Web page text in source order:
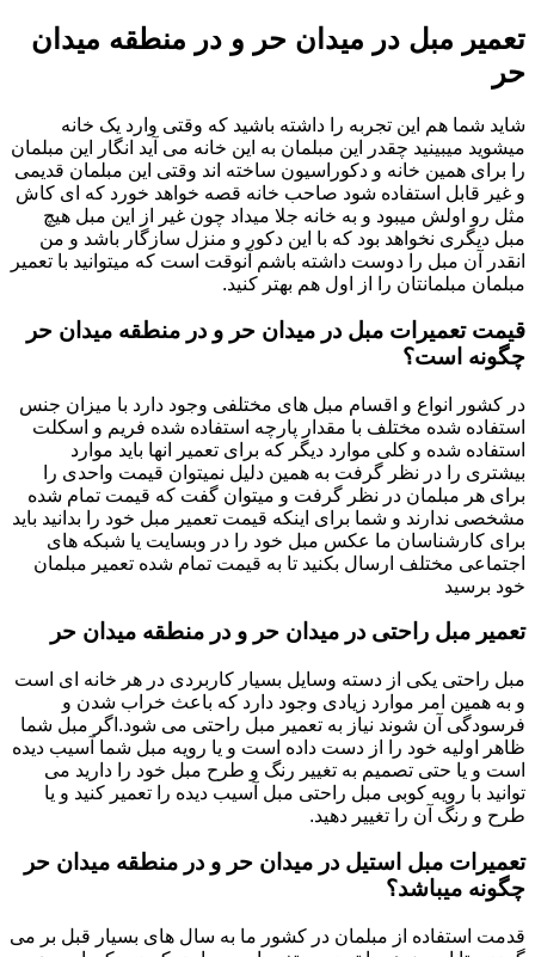
تعمیر مبل در میدان حر و در منطقه میدان
حر
شاید شما هم این تجربه را داشته باشید که وقتی وارد یک خانه
میشوید میبینید چقدر این مبلمان به این خانه می آید انگار این مبلمان
را برای همین خانه و دکوراسیون ساخته اند وقتی این مبلمان قدیمی
و غیر قابل استفاده شود صاحب خانه قصه خواهد خورد که ای کاش
مثل رو اولش میبود و به خانه جلا میداد چون غیر از این مبل هیچ
مبل دیگری نخواهد بود که با این دکور و منزل سازگار باشد و من
انقدر آن مبل را دوست داشته باشم آنوقت است که میتوانید با تعمیر
مبلمان مبلمانتان را از اول هم بهتر کنید.
قیمت تعمیرات مبل در میدان حر و در منطقه میدان حر
چگونه است؟
در کشور انواع و اقسام مبل های مختلفی وجود دارد با میزان جنس
استفاده شده مختلف با مقدار پارچه استفاده شده فریم و اسکلت
استفاده شده و کلی موارد دیگر که برای تعمیر انها باید موارد
بیشتری را در نظر گرفت به همین دلیل نمیتوان قیمت واحدی را
برای هر مبلمان در نظر گرفت و میتوان گفت که قیمت تمام شده
مشخصی ندارند و شما برای اینکه قیمت تعمیر مبل خود را بدانید باید
برای کارشناسان ما عکس مبل خود را در وبسایت یا شبکه های
اجتماعی مختلف ارسال بکنید تا به قیمت تمام شده تعمیر مبلمان
خود برسید
تعمیر مبل راحتی در میدان حر و در منطقه میدان حر
مبل راحتی یکی از دسته وسایل بسیار کاربردی در هر خانه ای است
و به همین امر موارد زیادی وجود دارد که باعث خراب شدن و
فرسودگی آن شوند نیاز به تعمیر مبل راحتی می شود.اگر مبل شما
ظاهر اولیه خود را از دست داده است و یا رویه مبل شما آسیب دیده
است و یا حتی تصمیم به تغییر رنگ و طرح مبل خود را دارید می
توانید با رویه کوبی مبل راحتی مبل آسیب دیده را تعمیر کنید و یا
طرح و رنگ آن را تغییر دهید.
تعمیرات مبل استیل در میدان حر و در منطقه میدان حر
چگونه میباشد؟
قدمت استفاده از مبلمان در کشور ما به سال های بسیار قبل بر می